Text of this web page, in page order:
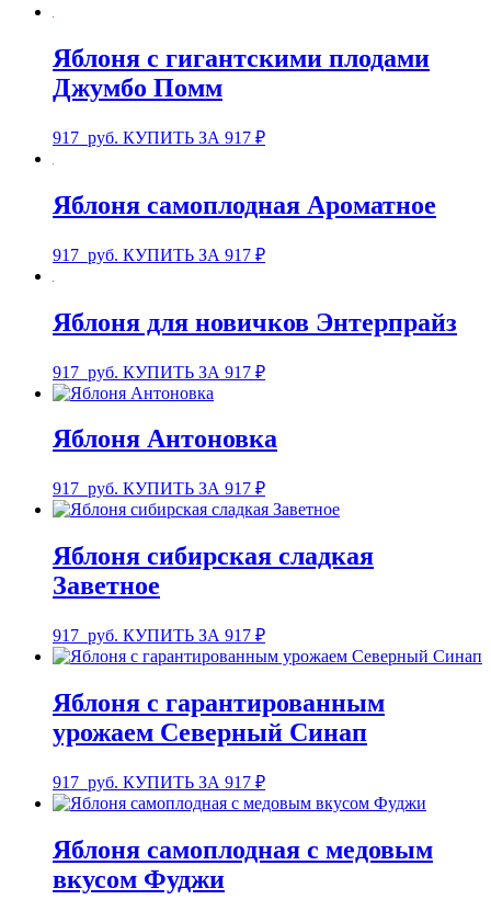
Яблоня с гигантскими плодами
Джумбо Помм
917 руб. КУПИТЬ ЗА 917 ₽
Яблоня самоплодная Ароматное
917 руб. КУПИТЬ ЗА 917 ₽
Яблоня для новичков Энтерпрайз
917 руб. КУПИТЬ ЗА 917 ₽
Яблоня Антоновка
917 руб. КУПИТЬ ЗА 917 ₽
Яблоня сибирская сладкая
Заветное
917 руб. КУПИТЬ ЗА 917 ₽
Яблоня с гарантированным
урожаем Северный Синап
917 руб. КУПИТЬ ЗА 917 ₽
Яблоня самоплодная с медовым
вкусом Фуджи